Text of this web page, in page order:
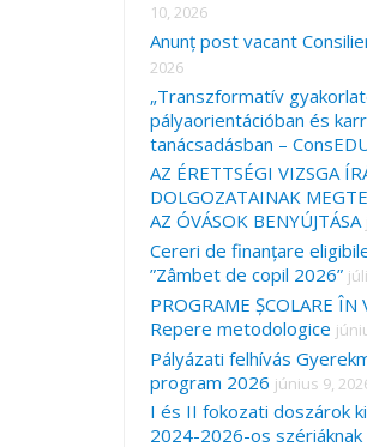
10, 2026
Anunț post vacant
2026
„Transzformatív
pályaorientációban és
tanácsadásban –
AZ ÉRETTSÉGI VIZSGA
DOLGOZATAINAK
AZ ÓVÁSOK BENYÚJTÁSA
Cereri de finanțare
”Zâmbet de copil 2026”
PROGRAME ȘCOLARE ÎN
Repere metodologice
Pályázati felhívás
program 2026 június 9,
I és II fokozati doszárok
2024-2026-os szériáknak